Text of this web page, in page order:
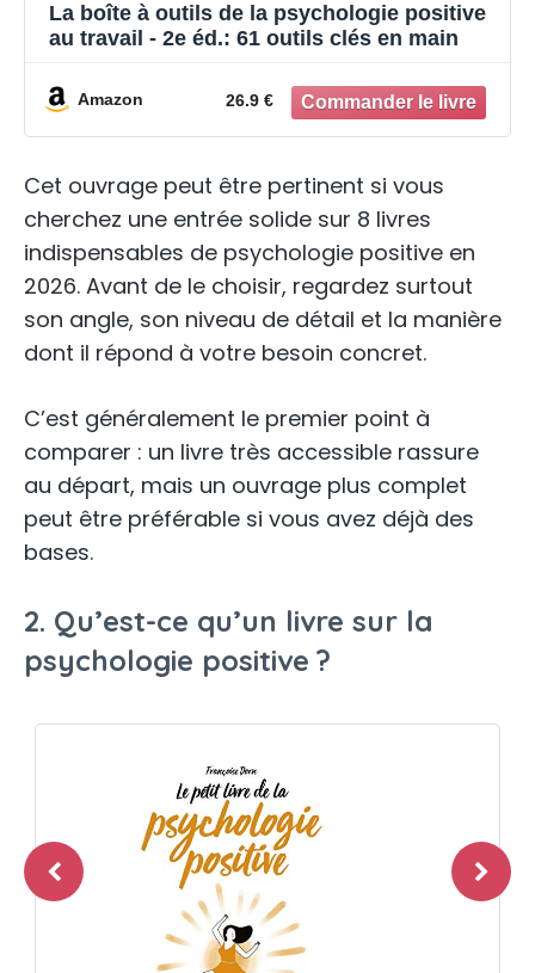
La boîte à outils de la psychologie positive
au travail - 2e éd.: 61 outils clés en main
Amazon 26.9 €
Cet ouvrage peut être pertinent si vous
cherchez une entrée solide sur 8 livres
indispensables de psychologie positive en
2026. Avant de le choisir, regardez surtout
son angle, son niveau de détail et la manière
dont il répond à votre besoin concret.
C’est généralement le premier point à
comparer : un livre très accessible rassure
au départ, mais un ouvrage plus complet
peut être préférable si vous avez déjà des
bases.
2. Qu’est-ce qu’un livre sur la
psychologie positive ?